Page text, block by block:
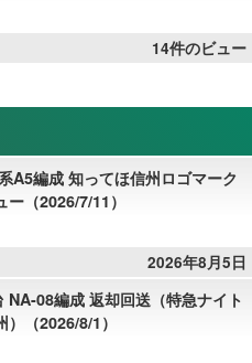
14件のビュー
A5編成 知ってほ信州ロゴマーク
（2026/7/11）
2026年8月5日
NA-08編成 返却回送（特急ナイト
（2026/8/1）